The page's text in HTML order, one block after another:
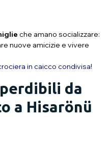
che amano socializzare:
nuove amicizie e vivere
in caicco condivisa!
da
a Hisarönü